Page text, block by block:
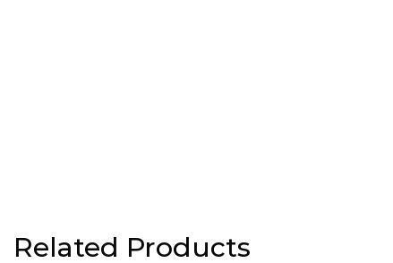
Related Products